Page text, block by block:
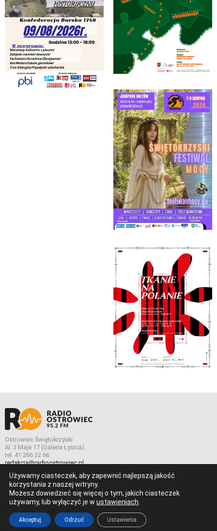
Ostrowiec Świętokrzyski
Al. 3 Maja 17 (Galeria Łysica)
tel. 41 266 22 66
redakcja@radioostrowiec.pl
© Wszelkie prawa zastrzeżone. Radio Ostrowiec 2026 Radio
Ostrowiec.
Stworzone z
Używamy ciasteczek, aby zapewnić najlepszą jakość
korzystania z naszej witryny.
Możesz dowiedzieć się więcej o tym, jakich ciasteczek
używamy, lub wyłączyć je w ustawieniach
Akceptuj Odrzuć Ustawienia